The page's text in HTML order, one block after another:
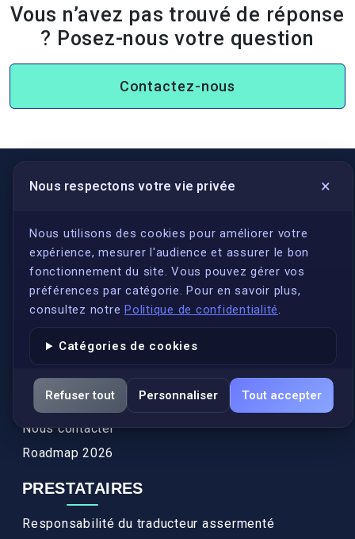
Vous n’avez pas trouvé de réponse
? Posez-nous votre question
Contactez-nous
Nous respectons votre vie privée ×
Nous utilisons des cookies pour améliorer votre
expérience, mesurer l'audience et assurer le bon
fonctionnement du site. Vous pouvez gérer vos
préférences par catégorie. Pour en savoir plus,
consultez notre Politique de confidentialité.
Catégories de cookies
Refuser tout Personnaliser Tout accepter
LIENS UTILES
S'inscrire
Qui sommes-nous ?
Conformité
Annuaires des traducteurs assermentés
Actualités
Services
FAQ
Nous contacter
Roadmap 2026
PRESTATAIRES
Responsabilité du traducteur assermenté